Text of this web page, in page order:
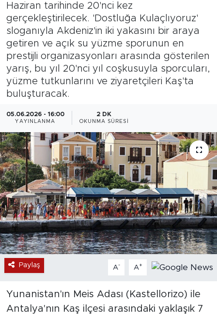
Haziran tarihinde 20'nci kez
gerçekleştirilecek. 'Dostluğa Kulaçlıyoruz'
sloganıyla Akdeniz'in iki yakasını bir araya
getiren ve açık su yüzme sporunun en
prestijli organizasyonları arasında gösterilen
yarış, bu yıl 20'nci yıl coşkusuyla sporcuları,
yüzme tutkunlarını ve ziyaretçileri Kaş'ta
buluşturacak.
05.06.2026 - 16:00
YAYINLANMA
2 DK
OKUNMA SÜRESI
Paylaş A- A+
Yunanistan'ın Meis Adası (Kastellorizo) ile
Antalya'nın Kaş ilçesi arasındaki yaklaşık 7